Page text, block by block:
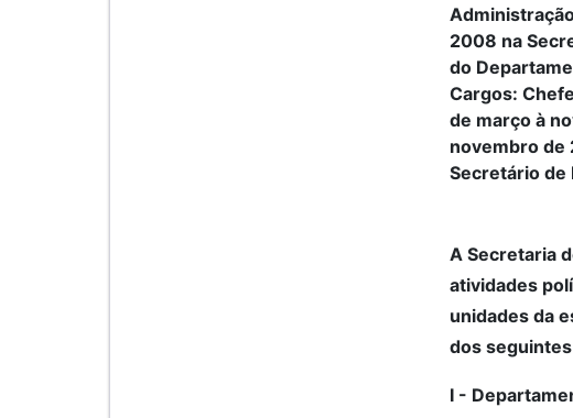
2008 na
do
Cargos:
de março à
novembro de
Secretário de
A Secretaria
atividades
unidades da
dos
I -